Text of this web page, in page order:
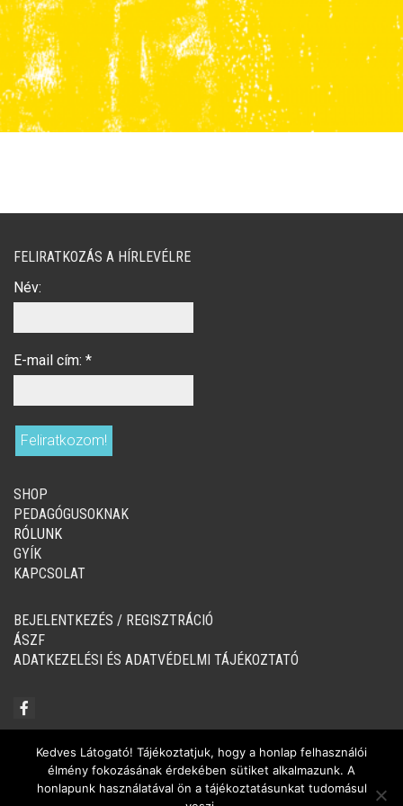
gyermekkönyveket illusztrált, lámpafénynél
inkább képregényeket rajzolt, de manapság már
nem ilyen egyszerű ez élete. Készülhet
képregény gyereknek, felnőttnek, sötétben és
világosban egyaránt.
FELIRATKOZÁS A HÍRLEVÉLRE
Név:
E-mail cím: *
SHOP
PEDAGÓGUSOKNAK
RÓLUNK
GYÍK
KAPCSOLAT
BEJELENTKEZÉS / REGISZTRÁCIÓ
ÁSZF
ADATKEZELÉSI ÉS ADATVÉDELMI TÁJÉKOZTATÓ
© Copyright 2020-2024, Tintató Kiadó
Kedves Látogató! Tájékoztatjuk, hogy a honlap felhasználói
élmény fokozásának érdekében sütiket alkalmazunk. A
honlapunk használatával ön a tájékoztatásunkat tudomásul